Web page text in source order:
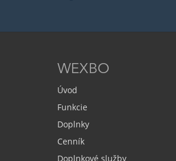
WEXBO
Úvod
Funkcie
Doplnky
Cenník
Doplnkové služby